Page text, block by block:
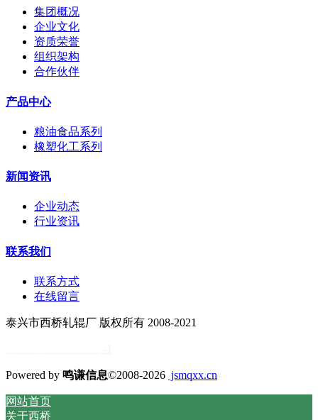
集团概况
企业文化
资质荣誉
组织架构
合作伙伴
产品中心
粮油食品系列
橡塑化工系列
新闻资讯
企业动态
行业资讯
联系我们
联系方式
在线留言
泰兴市西桥轧辊厂 版权所有 2008-2021
Powered by 鸣谦信息©2008-2026 jsmqxx.cn
网站首页
关于西桥